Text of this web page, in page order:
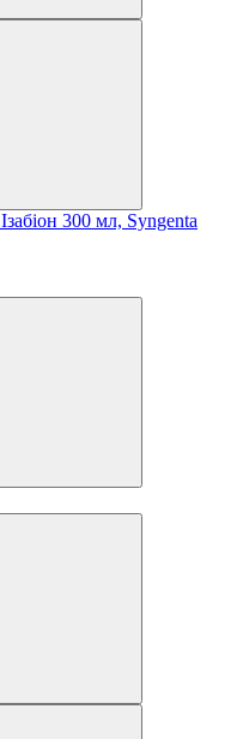
300 мл, Syngenta